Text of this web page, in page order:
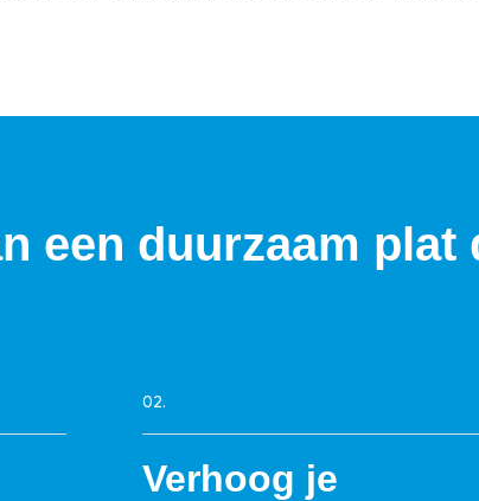
een duurzaam plat
02.
Verhoog je